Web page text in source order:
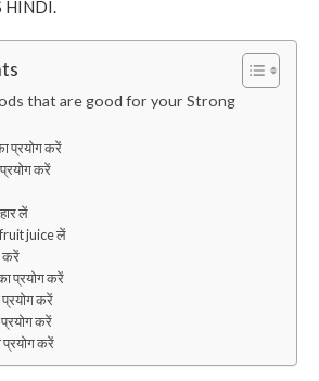
HINDI.
that are good for your Strong
प्रयोग करें
करें
लें
juice लें
करें
प्रयोग करें
करें
करें
करें